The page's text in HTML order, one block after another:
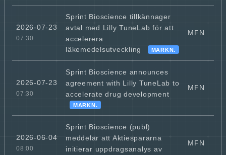
2026-07-23
07:30
Sprint Bioscience tillkännager
avtal med Lilly TuneLab för att
accelerera
läkemedelsutveckling
MARKN.
MFN
2026-07-23
07:30
Sprint Bioscience announces
agreement with Lilly TuneLab to
accelerate drug development
MARKN.
MFN
2026-06-04
08:00
Sprint Bioscience (publ)
meddelar att Aktiespararna
initierar uppdragsanalys av
MFN